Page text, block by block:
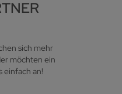
sich mehr
möchten ein
einfach an!